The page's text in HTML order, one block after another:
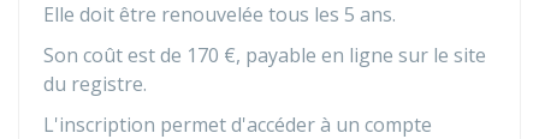
Elle doit être renouvelée tous les 5 ans.
Son coût est de 170 €, payable en ligne sur le site
du registre.
L'inscription permet d'accéder à un compte